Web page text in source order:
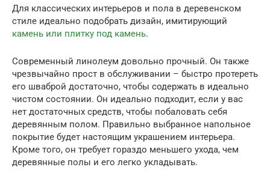
Для классических интерьеров и пола в деревенском
стиле идеально подобрать дизайн, имитирующий
камень или плитку под камень.
Современный линолеум довольно прочный. Он также
чрезвычайно прост в обслуживании – быстро протереть
его шваброй достаточно, чтобы содержать в идеально
чистом состоянии. Он идеально подходит, если у вас
нет достаточных средств, чтобы побаловать себя
деревянным полом. Правильно выбранное напольное
покрытие будет настоящим украшением интерьера.
Кроме того, он требует гораздо меньшего ухода, чем
деревянные полы и его легко укладывать.